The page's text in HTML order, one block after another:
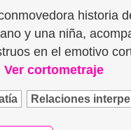
historia
y una niña,
en el emotivo
Ver cortometraje
Relaciones